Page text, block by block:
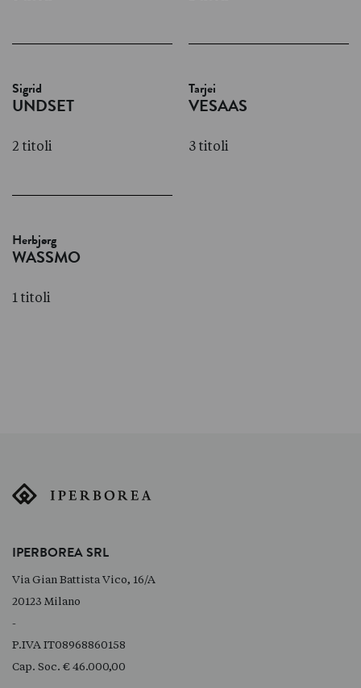
Sigrid
UNDSET
2 titoli
Tarjei
VESAAS
3 titoli
Herbjørg
WASSMO
1 titoli
IPERBOREA SRL
Via Gian Battista Vico, 16/A
20123 Milano
-
P.IVA IT08968860158
Cap. Soc. € 46.000,00